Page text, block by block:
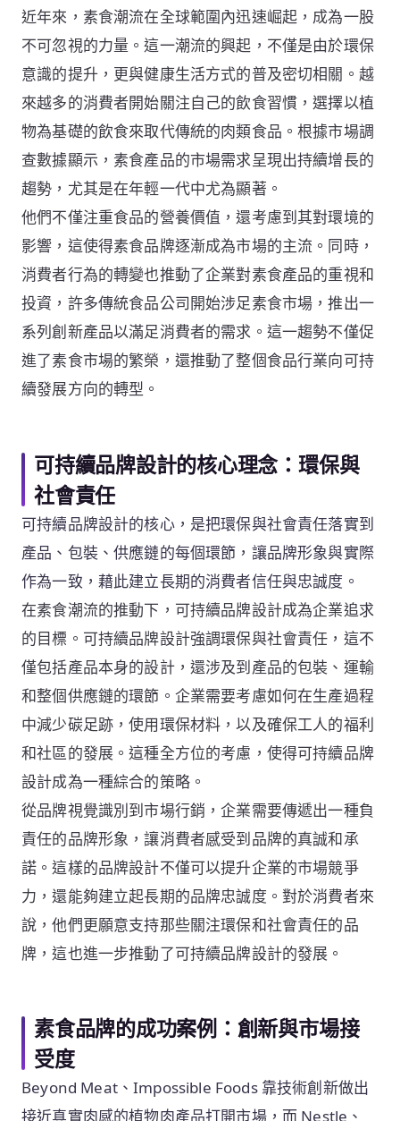
近年來，素食潮流在全球範圍內迅速崛起，成為一股
不可忽視的力量。這一潮流的興起，不僅是由於環保
意識的提升，更與健康生活方式的普及密切相關。越
來越多的消費者開始關注自己的飲食習慣，選擇以植
物為基礎的飲食來取代傳統的肉類食品。根據市場調
查數據顯示，素食產品的市場需求呈現出持續增長的
趨勢，尤其是在年輕一代中尤為顯著。
他們不僅注重食品的營養價值，還考慮到其對環境的
影響，這使得素食品牌逐漸成為市場的主流。同時，
消費者行為的轉變也推動了企業對素食產品的重視和
投資，許多傳統食品公司開始涉足素食市場，推出一
系列創新產品以滿足消費者的需求。這一趨勢不僅促
進了素食市場的繁榮，還推動了整個食品行業向可持
續發展方向的轉型。
可持續品牌設計的核心理念：環保與
社會責任
可持續品牌設計的核心，是把環保與社會責任落實到
產品、包裝、供應鏈的每個環節，讓品牌形象與實際
作為一致，藉此建立長期的消費者信任與忠誠度。
在素食潮流的推動下，可持續品牌設計成為企業追求
的目標。可持續品牌設計強調環保與社會責任，這不
僅包括產品本身的設計，還涉及到產品的包裝、運輸
和整個供應鏈的環節。企業需要考慮如何在生產過程
中減少碳足跡，使用環保材料，以及確保工人的福利
和社區的發展。這種全方位的考慮，使得可持續品牌
設計成為一種綜合的策略。
從品牌視覺識別到市場行銷，企業需要傳遞出一種負
責任的品牌形象，讓消費者感受到品牌的真誠和承
諾。這樣的品牌設計不僅可以提升企業的市場競爭
力，還能夠建立起長期的品牌忠誠度。對於消費者來
說，他們更願意支持那些關注環保和社會責任的品
牌，這也進一步推動了可持續品牌設計的發展。
素食品牌的成功案例：創新與市場接
受度
Beyond Meat、Impossible Foods 靠技術創新做出
接近真實肉感的植物肉產品打開市場，而 Nestle、